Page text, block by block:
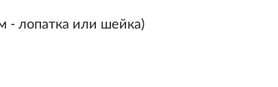
- лопатка или шейка)